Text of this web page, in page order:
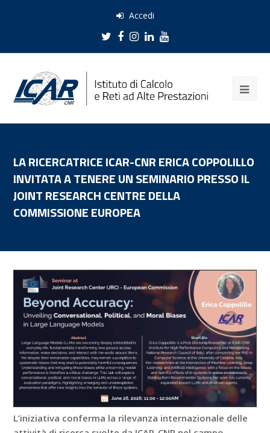
Accedi
Twitter
Facebook
Instagram
LinkedIn
Youtube
LA RICERCATRICE ICAR-CNR ERICA COPPOLILLO
INVITATA A TENERE UN SEMINARIO PRESSO IL
JOINT RESEARCH CENTRE DELLA
COMMISSIONE EUROPEA
L’iniziativa conferma la rilevanza internazionale delle